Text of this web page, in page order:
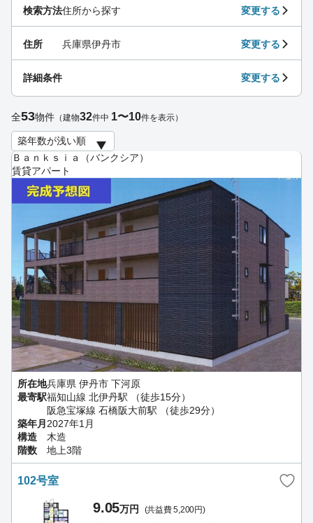
Ｂａｎｋｓｉａ（バンクシア）
賃貸アパート
所在地兵庫県 伊丹市 下河原
最寄駅福知山線 北伊丹駅 （徒歩15分）
阪急宝塚線 石橋阪大前駅 （徒歩29分）
築年月 2027年1月
構造
木造
階数
地上3階
102号室
9.05万円 (共益費 5,200円)
検索方法住所から探す 変更する
住所 兵庫県伊丹市 変更する
詳細条件 変更する
全53物件 （建物32件中 1〜10件を表示）